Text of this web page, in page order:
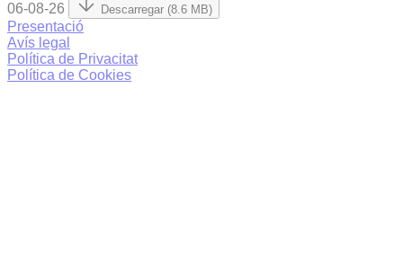
06-08-26 Descarregar (8.6 MB)
Presentació
Avís legal
Política de Privacitat
Política de Cookies